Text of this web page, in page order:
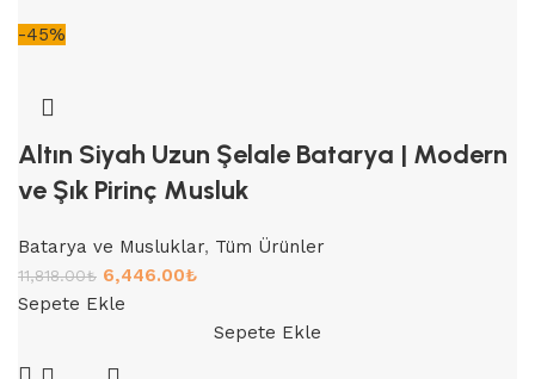
-45%
Altın Siyah Uzun Şelale Batarya | Modern
ve Şık Pirinç Musluk
Batarya ve Musluklar, Tüm Ürünler
11,818.00₺ 6,446.00₺
Sepete Ekle
Sepete Ekle